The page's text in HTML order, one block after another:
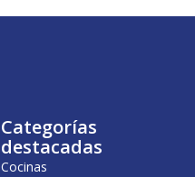
Categorías
destacadas
Cocinas